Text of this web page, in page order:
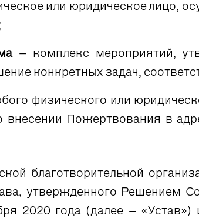
или юридическое лицо,
– комплекс мероприятий,
конкретных задач,
физического или
Пожертвования в
благотворительной
утвержденного Решением
2020 года (далее – «Устав»)